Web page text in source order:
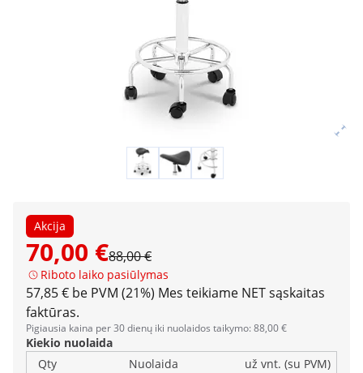
Akcija
70,00 €88,00 €
Riboto laiko pasiūlymas
57,85 € be PVM (21%) Mes teikiame NET sąskaitas
faktūras.
Pigiausia kaina per 30 dienų iki nuolaidos taikymo: 88,00 €
Kiekio nuolaida
Qty
Nuolaida
už vnt. (su PVM)